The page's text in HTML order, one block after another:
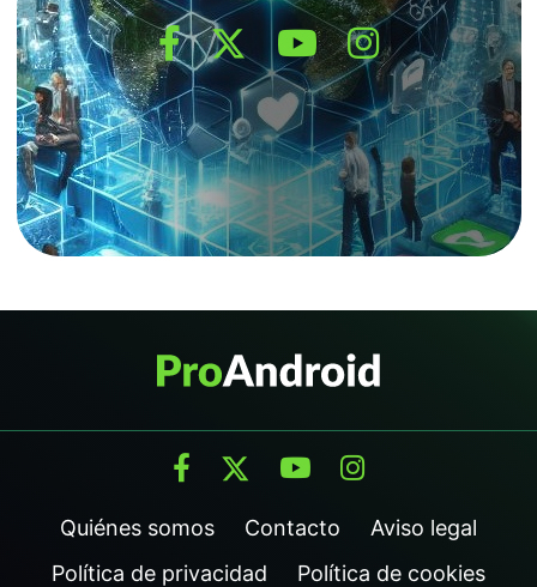
Quiénes somos Contacto
Aviso legal
Política de privacidad
Política de cookies